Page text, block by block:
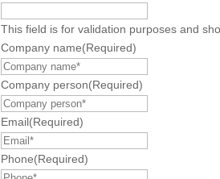
This field is for validation purposes and
Company name(Required)
Company person(Required)
Email(Required)
Phone(Required)